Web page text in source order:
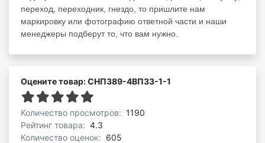
переход, переходник, гнездо, то пришлите нам
маркировку или фотографию ответной части и наши
менеджеры подберут то, что вам нужно.
Оцените товар: СНП389-4ВП33-1-1
Количество просмотров: 1190
Рейтинг товара: 4.3
Количество оценок: 605